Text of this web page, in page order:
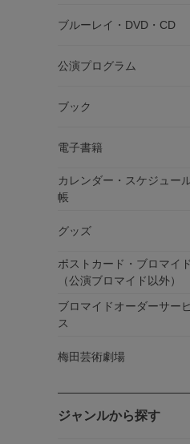
ブルーレイ・DVD・CD
公演プログラム
ブック
電子書籍
カレンダー・スケジュー
帳
グッズ
ポストカード・ブロマイド
（公演ブロマイド以外）
ブロマイドオーダーサー
ス
梅田芸術劇場
ジャンルから探す